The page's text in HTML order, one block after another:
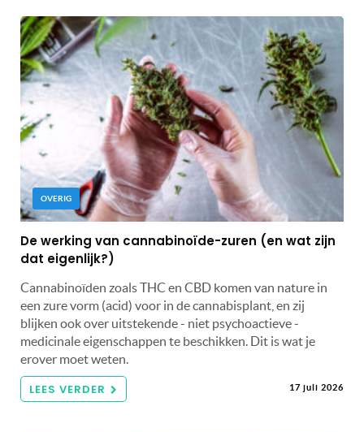
OVERIG
De werking van cannabinoïde-zuren (en wat zijn
dat eigenlijk?)
Cannabinoïden zoals THC en CBD komen van nature in
een zure vorm (acid) voor in de cannabisplant, en zij
blijken ook over uitstekende - niet psychoactieve -
medicinale eigenschappen te beschikken. Dit is wat je
erover moet weten.
LEES VERDER 17 juli 2026